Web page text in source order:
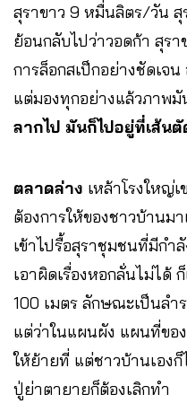
สุราขาว 9 หมื่นลิตร/วัน สุ
ย้อนกลับไปว่าวอดก้า สุร
การล็อกสเป็กอย่างชัดเจ
แต่มองทุกอย่างแล้วภาพ
ลากไป มันก็ไปอยู่ที่เส้น
ตลาดล่าง เหล้าโรงใหญ่
ต้องการให้ของชาวบ้านม
เข้าไปรื้อสุราชุมชนที่มีกำ
เอาผิดเรื่องหอกลั่นไม่ได้
100 เมตร ลักษณะเป็นล
แต่ว่าในแผนผัง แผนที่ขอ
ให้ย้ายที่ แต่ชาวบ้านเอง
ปู่ย่าตายายก็ต้องเลิกทำ